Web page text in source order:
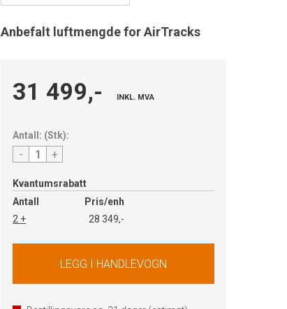
Anbefalt luftmengde for AirTracks
31 499,- INKL. MVA
Antall: (Stk):
- +
Kvantumsrabatt
Antall
Pris/enh
2 +
28 349,-